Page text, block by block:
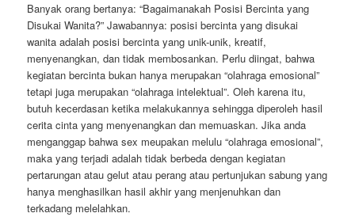
Banyak orang bertanya: “Bagaimanakah Posisi Bercinta yang
Disukai Wanita?” Jawabannya: posisi bercinta yang disukai
wanita adalah posisi bercinta yang unik-unik, kreatif,
menyenangkan, dan tidak membosankan. Perlu diingat, bahwa
kegiatan bercinta bukan hanya merupakan “olahraga emosional”
tetapi juga merupakan “olahraga intelektual”. Oleh karena itu,
butuh kecerdasan ketika melakukannya sehingga diperoleh hasil
cerita cinta yang menyenangkan dan memuaskan. Jika anda
menganggap bahwa sex meupakan melulu “olahraga emosional”,
maka yang terjadi adalah tidak berbeda dengan kegiatan
pertarungan atau gelut atau perang atau pertunjukan sabung yang
hanya menghasilkan hasil akhir yang menjenuhkan dan
terkadang melelahkan.